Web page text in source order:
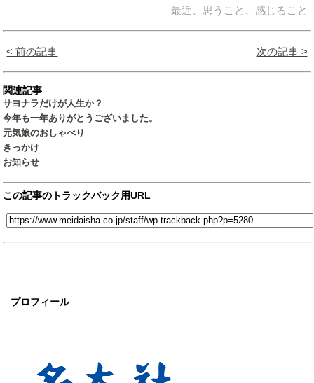
プロフィール
最近、思うこと、感じること
< 前の記事 次の記事 >
関連記事
サヨナラだけが人生か？
今年も一年ありがとうございました。
元気娘のおしゃべり
きっかけ
お知らせ
この記事のトラックバック用URL